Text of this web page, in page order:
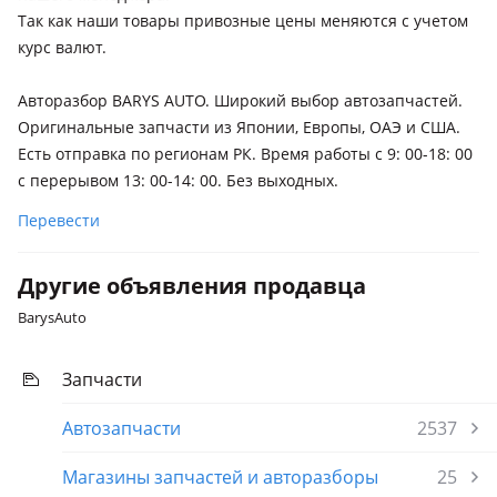
1994 - 1998 E38, 1998 - 2001 E38 рестайлинг
2001 - 2005 E65/E66, 2005 - 2008 E65/E66 рестайлинг
Так как наши товары привозные цены меняются с учетом
курс валют.
Авторазбор BARYS AUTO. Широкий выбор автозапчастей.
Оригинальные запчасти из Японии, Европы, ОАЭ и США.
Есть отправка по регионам РК. Время работы с 9: 00-18: 00
с перерывом 13: 00-14: 00. Без выходных.
Перевести
Другие объявления продавца
BarysAuto
Запчасти
Автозапчасти
2537
Магазины запчастей и авторазборы
25